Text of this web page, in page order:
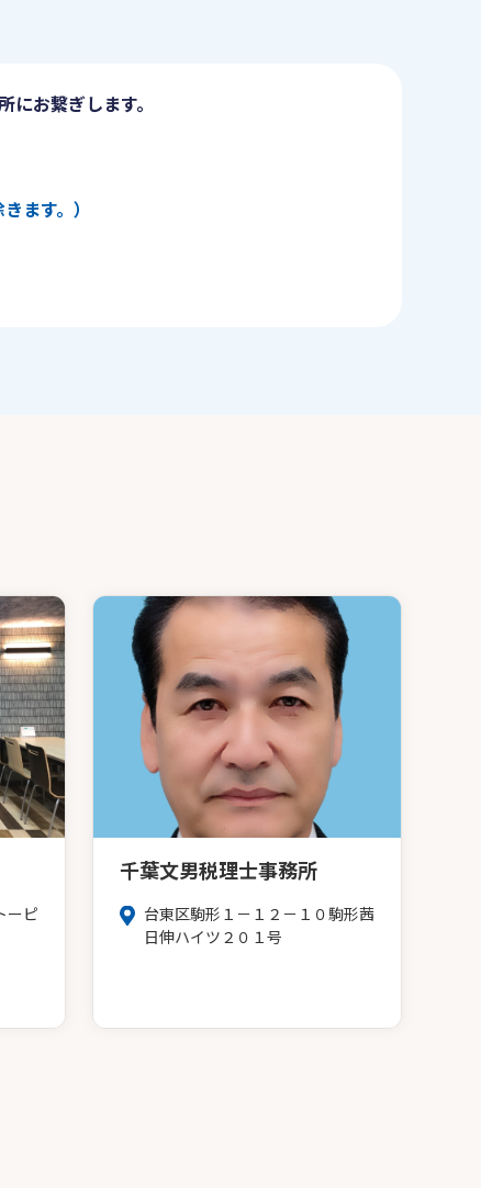
お繋ぎします。
ます。）
ーピ
千葉文男税理士事務所
台東区駒形１－１２－１０駒形茜
日伸ハイツ２０１号